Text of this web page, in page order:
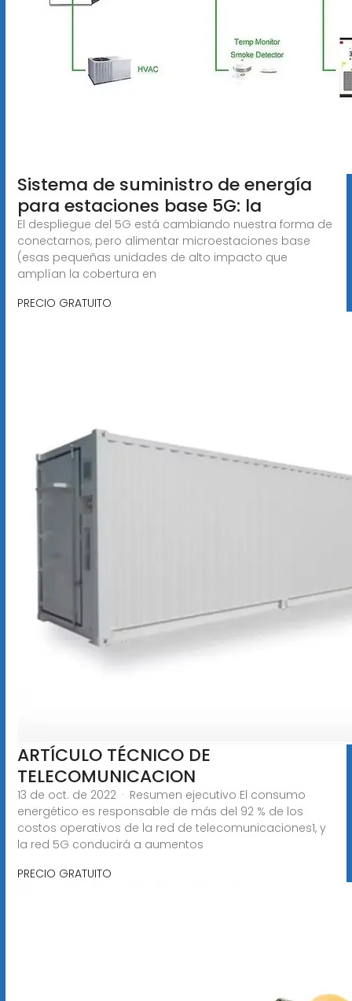
Sistema de suministro de energía
para estaciones base 5G: la
El despliegue del 5G está cambiando nuestra forma de
conectarnos, pero alimentar microestaciones base
(esas pequeñas unidades de alto impacto que
amplían la cobertura en
PRECIO GRATUITO
ARTÍCULO TÉCNICO DE
TELECOMUNICACION
13 de oct. de 2022 · Resumen ejecutivo El consumo
energético es responsable de más del 92 % de los
costos operativos de la red de telecomunicaciones1, y
la red 5G conducirá a aumentos
PRECIO GRATUITO